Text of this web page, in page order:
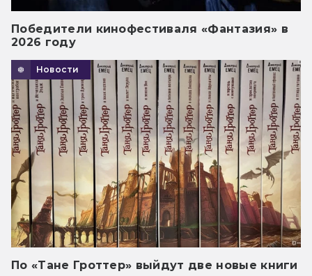
Победители кинофестиваля «Фантазия» в
2026 году
Новости
По «Тане Гроттер» выйдут две новые книги